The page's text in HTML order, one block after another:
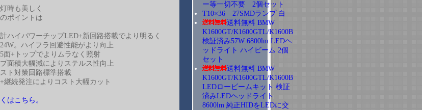
時も美しく
ポイントは
ハイパワーチップLED+新回路搭載でより明るく
。ハイフラ回避性能がより向上
面+トップでよりムラなく照射
面積大幅減によりステルス性向上
ト対策回路標準搭載
継続発注によりコスト大幅カット
はこちら。
ー等一切不要 2個セット
T10×36 27SMDランプ 白
送料無料 BMW
K1600GT/K1600GTL/K1600B
検証済み57W 6800lm LEDヘ
ッドライト ハイビーム 2個
セット
送料無料 BMW
K1600GT/K1600GTL/K1600B
LEDロービームキット 検証
済みLEDヘッドライト
8600lm 純正HIDをLEDに交